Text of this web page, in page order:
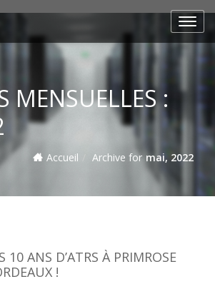
MENSUELLES :
Accueil Archive for mai, 2022
10 ANS D’ATRS À PRIMROSE
!